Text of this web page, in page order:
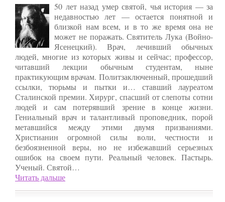
50 лет назад умер святой, чья история — за
недавностью лет — остается понятной и
близкой нам всем, и в то же время она не
может не поражать. Святитель Лука (Войно-
Ясенецкий). Врач, лечивший обычных
людей, многие из которых живы и сейчас; профессор,
читавший лекции обычным студентам, ныне
практикующим врачам. Политзаключенный, прошедший
ссылки, тюрьмы и пытки и… ставший лауреатом
Сталинской премии. Хирург, спасший от слепоты сотни
людей и сам потерявший зрение в конце жизни.
Гениальный врач и талантливый проповедник, порой
метавшийся между этими двумя призваниями.
Христианин огромной силы воли, честности и
безбоязненной веры, но не избежавший серьезных
ошибок на своем пути. Реальный человек. Пастырь.
Ученый. Святой…
Читать дальше